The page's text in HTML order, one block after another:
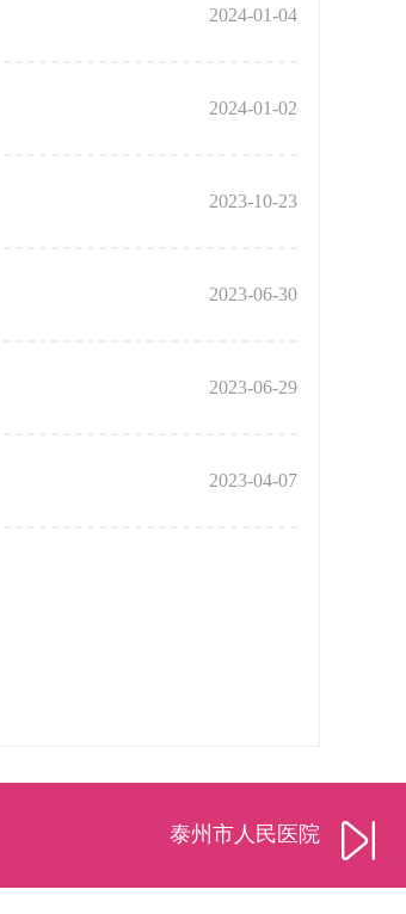
2024-01-04
2024-01-02
2023-10-23
2023-06-30
2023-06-29
2023-04-07
泰州市人民医院